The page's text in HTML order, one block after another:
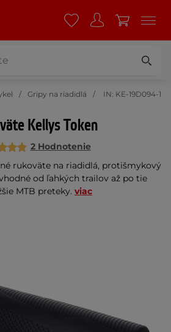
Gripy na riadidlá IN: KE-19D094-1
Kellys Token
2 Hodnotenie
rukoväte na riadidlá, protišmykový
od ľahkých trailov až po tie
MTB preteky. viac